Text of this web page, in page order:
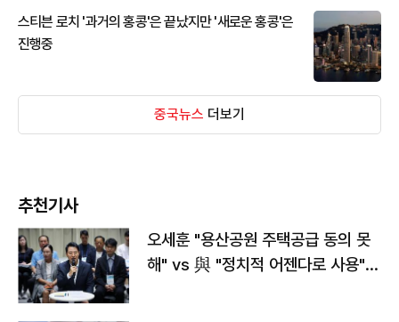
스티븐 로치 '과거의 홍콩'은 끝났지만 '새로운 홍콩'은
진행중
중국뉴스 더보기
추천기사
오세훈 "용산공원 주택공급 동의 못
해" vs 與 "정치적 어젠다로 사용"